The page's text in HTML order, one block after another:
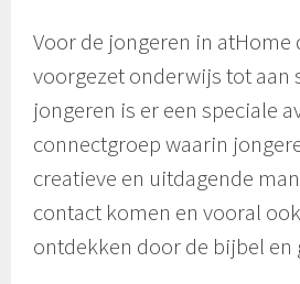
Voor de jongeren in atHome
voorgezet onderwijs tot aan
jongeren is er een speciale
connectgroep waarin
creatieve en uitdagende
contact komen en vooral
ontdekken door de bijbel en